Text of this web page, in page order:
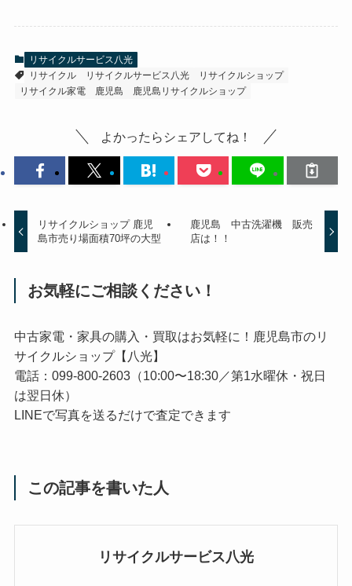
リサイクルサービス八光
リサイクル
リサイクルサービス八光
リサイクルショップ
リサイクル家電
鹿児島 鹿児島リサイクルショップ
よかったらシェアしてね！
リサイクルショップ 鹿児
島市売り場面積70坪の大型
鹿児島 中古洗濯機 販売
店は！！
お気軽にご相談ください！
中古家電・家具の購入・買取はお気軽に！鹿児島市のリ
サイクルショップ【八光】
電話：099-800-2603（10:00〜18:30／第1水曜休・祝日
は翌日休）
LINEで写真を送るだけで査定できます
この記事を書いた人
リサイクルサービス八光